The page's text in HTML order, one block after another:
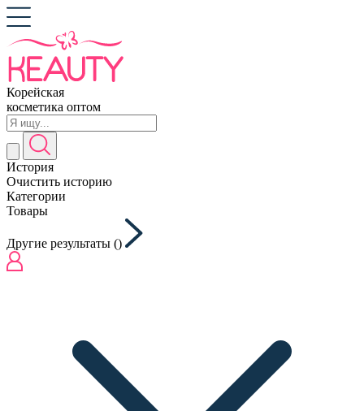
Корейская
косметика оптом
История
Очистить историю
Категории
Товары
Другие результаты ()